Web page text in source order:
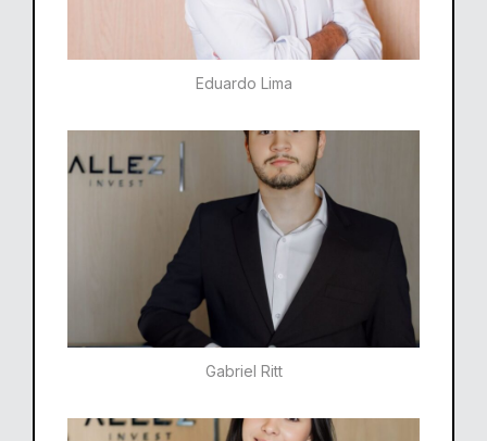
Eduardo Lima
Gabriel Ritt